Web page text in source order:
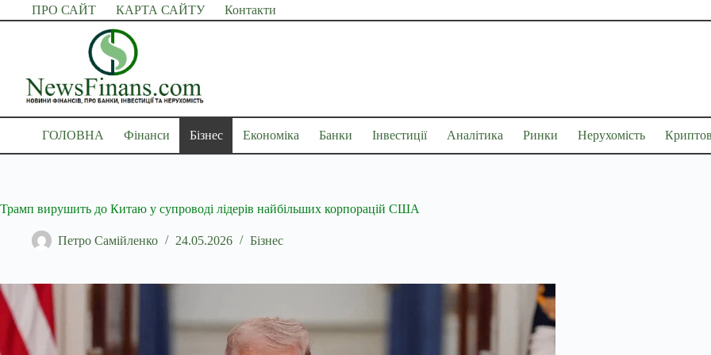
Перейти
до
ПРО САЙТ КАРТА САЙТУ Контакти
ГОЛОВНА Фінанси Бізнес Економіка Банки Інвестиції Аналітика Ринки Нерухомість
Трамп вирушить до Китаю у супроводі лідерів найбільших корпорацій США
Петро Самійленко 24.05.2026 Бізнес